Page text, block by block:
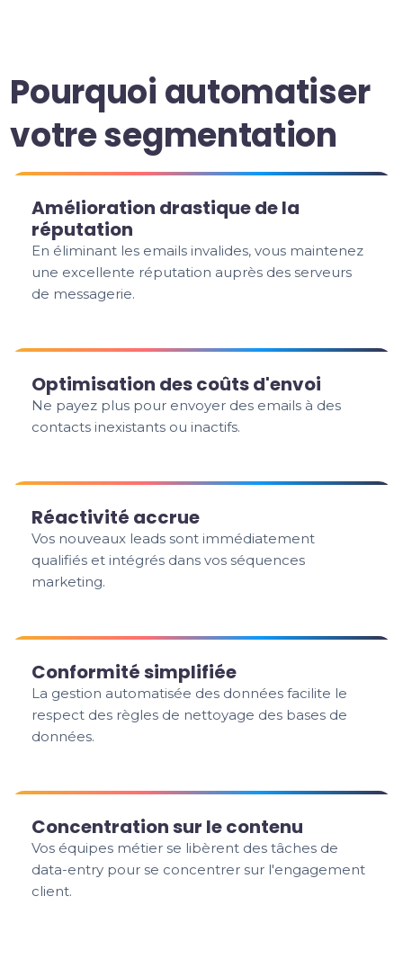
Pourquoi automatiser
votre segmentation
Amélioration drastique de la
réputation
En éliminant les emails invalides, vous maintenez
une excellente réputation auprès des serveurs
de messagerie.
Optimisation des coûts d'envoi
Ne payez plus pour envoyer des emails à des
contacts inexistants ou inactifs.
Réactivité accrue
Vos nouveaux leads sont immédiatement
qualifiés et intégrés dans vos séquences
marketing.
Conformité simplifiée
La gestion automatisée des données facilite le
respect des règles de nettoyage des bases de
données.
Concentration sur le contenu
Vos équipes métier se libèrent des tâches de
data-entry pour se concentrer sur l'engagement
client.